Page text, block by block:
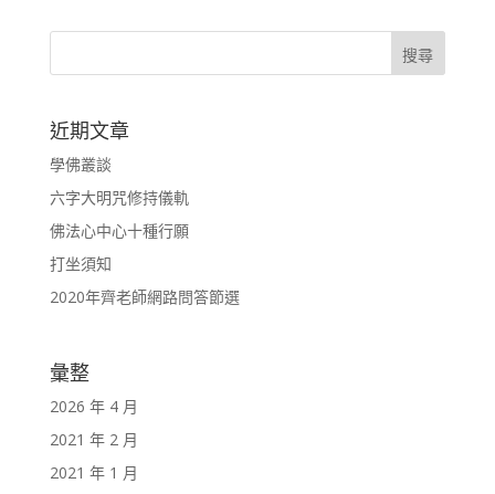
近期文章
學佛叢談
六字大明咒修持儀軌
佛法心中心十種行願
打坐須知
2020年齊老師網路問答節選
彙整
2026 年 4 月
2021 年 2 月
2021 年 1 月